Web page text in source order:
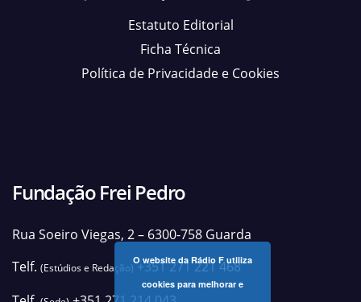
Estatuto Editorial
Ficha Técnica
Política de Privacidade e Cookies
Fundação Frei Pedro
Rua Soeiro Viegas, 2 – 6300-758 Guarda
Telf. (Estúdios e Redação)+351 271 221 468
O website da Rádio F utiliza
cookies para melhorar e